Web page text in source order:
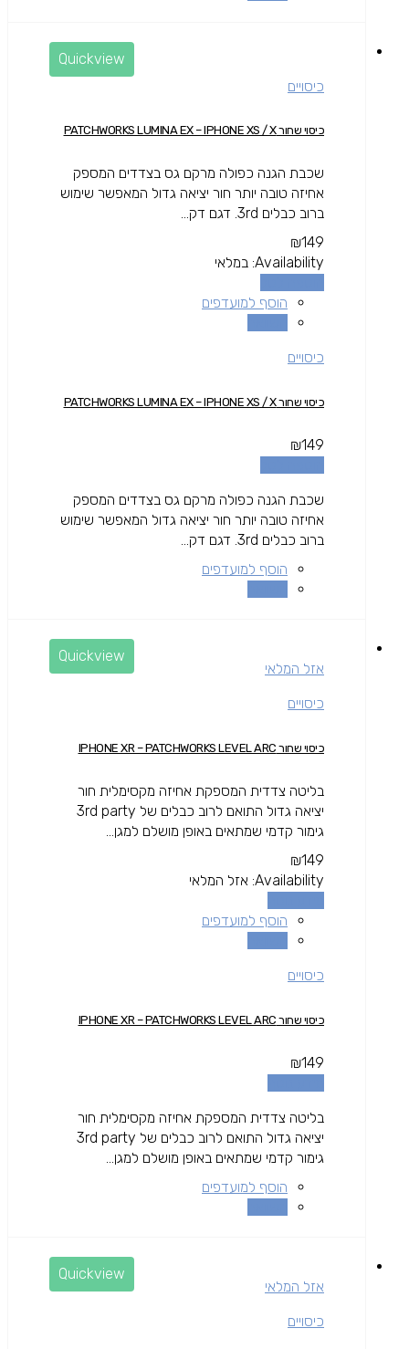
Quickview
כיסויים
כיסוי שחור PATCHWORKS LUMINA EX – IPHONE XS / X
שכבת הגנה כפולה מרקם גס בצדדים המספק
אחיזה טובה יותר חור יציאה גדול המאפשר שימוש
ברוב כבלים 3rd. דגם דק...
₪149
Availability: במלאי
הוסף למועדפים
כיסויים
כיסוי שחור PATCHWORKS LUMINA EX – IPHONE XS / X
₪149
שכבת הגנה כפולה מרקם גס בצדדים המספק
אחיזה טובה יותר חור יציאה גדול המאפשר שימוש
ברוב כבלים 3rd. דגם דק...
הוסף למועדפים
Quickview
אזל המלאי
כיסויים
כיסוי שחור IPHONE XR – PATCHWORKS LEVEL ARC
בליטה צדדית המספקת אחיזה מקסימלית חור
יציאה גדול התואם לרוב כבלים של 3rd party
גימור קדמי שמתאים באופן מושלם למגן...
₪149
Availability: אזל המלאי
הוסף למועדפים
כיסויים
כיסוי שחור IPHONE XR – PATCHWORKS LEVEL ARC
₪149
בליטה צדדית המספקת אחיזה מקסימלית חור
יציאה גדול התואם לרוב כבלים של 3rd party
גימור קדמי שמתאים באופן מושלם למגן...
הוסף למועדפים
Quickview
אזל המלאי
כיסויים